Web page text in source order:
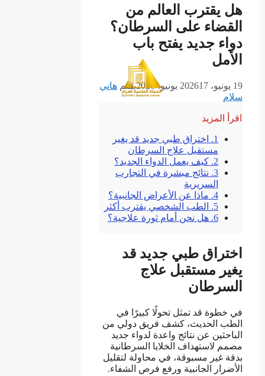
هل يقترب العالم من
القضاء على السرطان؟
دواء جديد يفتح باب
الأمل
19 يونيو، 2026 17 يونيو، 2026 بقلم هاني
سلام
اقرأ المزيد
1.
اختراق طبي جديد قد يغير
مستقبل علاج السرطان
2. كيف يعمل الدواء الجديد؟
3. نتائج مبشرة في التجارب
السريرية
4. ماذا عن الأعراض الجانبية؟
5.
الطب الشخصي يقترب أكثر
6. هل نحن أمام ثورة علاجية؟
اختراق طبي جديد قد
يغير مستقبل علاج
السرطان
في خطوة قد تمثل تحولًا كبيرًا في
الطب الحديث، كشف فريق دولي من
الباحثين عن نتائج واعدة لدواء جديد
مصمم لاستهداف الخلايا السرطانية
بدقة غير مسبوقة، في محاولة لتقليل
الأضرار الجانبية ورفع فرص الشفاء.